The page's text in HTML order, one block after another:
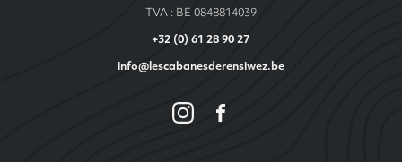
TVA : BE 0848814039
+32 (0) 61 28 90 27
info@lescabanesderensiwez.be